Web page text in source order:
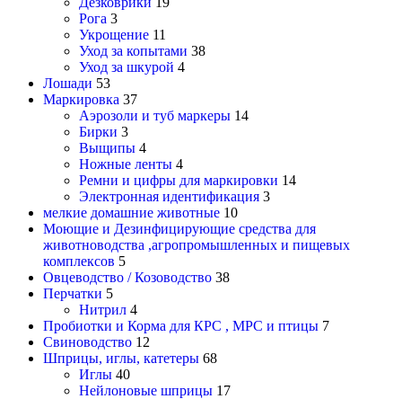
Рога 3
Укрощение 11
Уход за копытами 38
Уход за шкурой 4
Лошади 53
Маркировка 37
Аэрозоли и туб маркеры 14
Бирки 3
Выщипы 4
Ножные ленты 4
Ремни и цифры для маркировки 14
Электронная идентификация 3
мелкие домашние животные 10
Моющие и Дезинфицирующие средства для
животноводства ,агропромышленных и пищевых
комплексов 5
Овцеводство / Козоводство 38
Перчатки 5
Нитрил 4
Пробиотки и Корма для КРС , МРС и птицы 7
Свиноводство 12
Шприцы, иглы, катетеры 68
Иглы 40
Нейлоновые шприцы 17